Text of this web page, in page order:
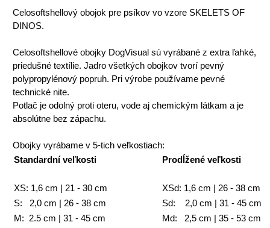
Celosoftshellový obojok pre psíkov vo vzore SKELETS OF
DINOS.
Celosoftshellové obojky DogVisual sú vyrábané z extra ľahké,
priedušné textílie. Jadro všetkých obojkov tvorí pevný
polypropylénový popruh. Pri výrobe používame pevné
technické nite.
Potlač je odolný proti oteru, vode aj chemickým látkam a je
absolútne bez zápachu.
Obojky vyrábame v 5-tich veľkostiach:
Standardní veľkosti
Prodĺžené veľkosti
XS: 1,6 cm | 21 - 30 cm
XSd: 1,6 cm | 26 - 38 cm
S: 2,0 cm | 26 - 38 cm
Sd: 2,0 cm | 31 - 45 cm
M: 2.5 cm | 31 - 45 cm
Md: 2,5 cm | 35 - 53 cm